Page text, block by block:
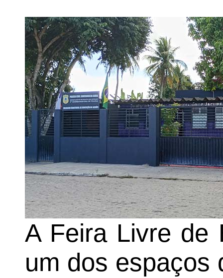
A Feira Livre de
um dos espaços